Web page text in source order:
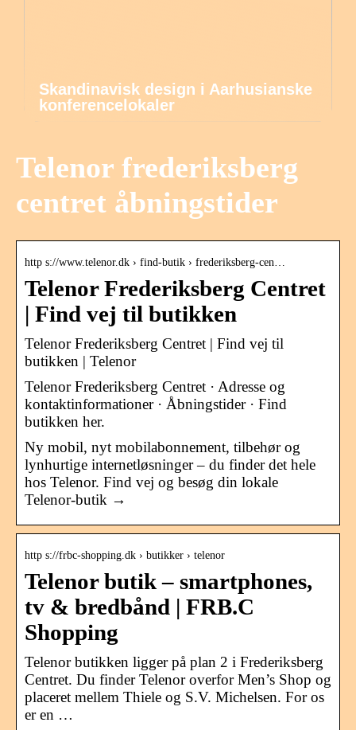
Skandinavisk design i Aarhusianske
konferencelokaler
Telenor frederiksberg
centret åbningstider
http s://www.telenor.dk › find-butik › frederiksberg-cen…
Telenor Frederiksberg Centret
| Find vej til butikken
Telenor Frederiksberg Centret | Find vej til
butikken | Telenor
Telenor Frederiksberg Centret · Adresse og
kontaktinformationer · Åbningstider · Find
butikken her.
Ny mobil, nyt mobilabonnement, tilbehør og
lynhurtige internetløsninger – du finder det hele
hos Telenor. Find vej og besøg din lokale
Telenor-butik →
http s://frbc-shopping.dk › butikker › telenor
Telenor butik – smartphones,
tv & bredbånd | FRB.C
Shopping
Telenor butikken ligger på plan 2 i Frederiksberg
Centret. Du finder Telenor overfor Men’s Shop og
placeret mellem Thiele og S.V. Michelsen. For os
er en …